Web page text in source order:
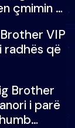
çmimin e
VIP
radhës që
Brother
i parë